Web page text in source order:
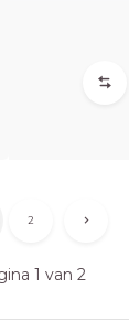
1 van 2
2